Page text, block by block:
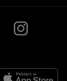
50 style
>